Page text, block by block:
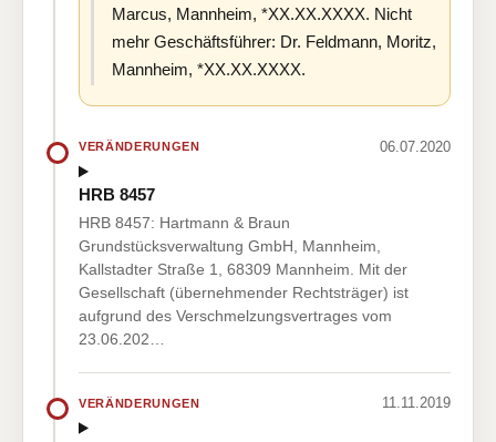
Marcus, Mannheim, *XX.XX.XXXX. Nicht
mehr Geschäftsführer: Dr. Feldmann, Moritz,
Mannheim, *XX.XX.XXXX.
VERÄNDERUNGEN 06.07.2020
HRB 8457
HRB 8457: Hartmann & Braun
Grundstücksverwaltung GmbH, Mannheim,
Kallstadter Straße 1, 68309 Mannheim. Mit der
Gesellschaft (übernehmender Rechtsträger) ist
aufgrund des Verschmelzungsvertrages vom
23.06.202…
VERÄNDERUNGEN 11.11.2019